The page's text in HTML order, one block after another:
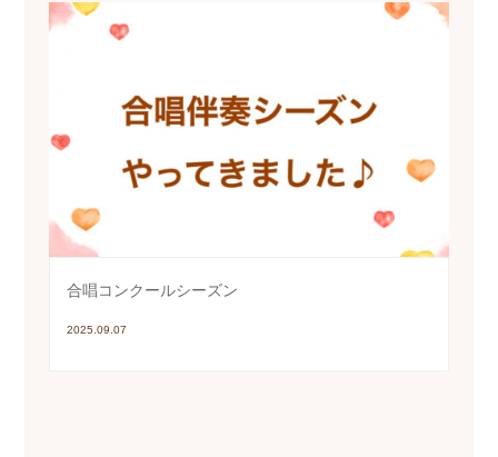
合唱コンクールシーズン
2025.09.07